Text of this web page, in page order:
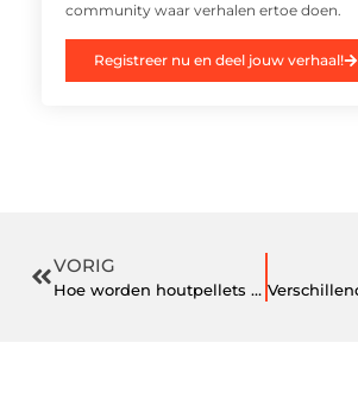
community waar verhalen ertoe doen.
Registreer nu en deel jouw verhaal!
VORIG
Hoe worden houtpellets gemaakt?